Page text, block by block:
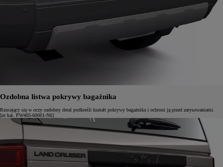
Ozdobna listwa pokrywy bagażnika
Rzucający się w oczy ozdobny detal podkreśli kształt pokrywy bagażnika i ochroni ją przed zarysowaniami.
[nr kat. PW405-60001-N6]